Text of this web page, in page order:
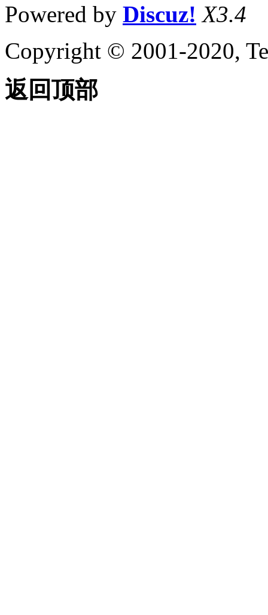
Powered by Discuz! X3.4
Copyright © 2001-2020,
返回顶部